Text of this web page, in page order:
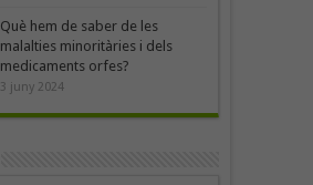
Què hem de saber de les
malalties minoritàries i dels
medicaments orfes?
3 juny 2024